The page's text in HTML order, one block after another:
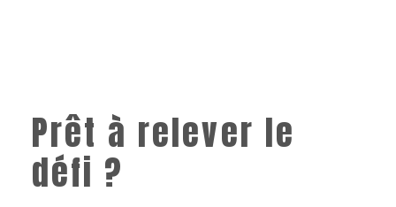
Prêt à relever le
défi ?